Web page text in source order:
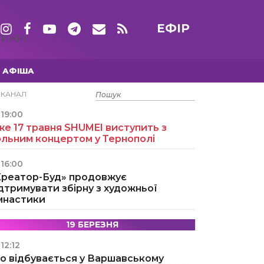
ЕФІР
АФІША
15 ТРАВНЯ
19:00
17 травня SHUMEI виступить з
концертом у Тернополі
16:00
Буд» продовжує
збірну з художньої
19 БЕРЕЗНЯ
12:12
відбувається у Варшавському